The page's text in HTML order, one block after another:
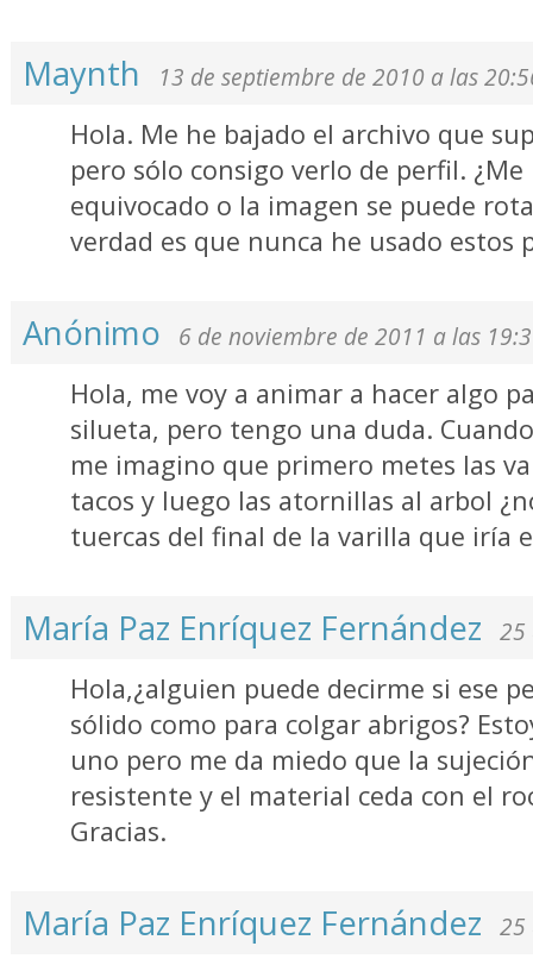
Maynth 13 de septiembre de 2010 a las
Hola. Me he bajado el archivo que
pero sólo consigo verlo de perfil.
equivocado o la imagen se puede
verdad es que nunca he usado estos
Anónimo 6 de noviembre de 2011 a las
Hola, me voy a animar a hacer algo
silueta, pero tengo una duda.
me imagino que primero metes las
tacos y luego las atornillas al arbol
tuercas del final de la varilla que iría
María Paz Enríquez Fernández 25
Hola,¿alguien puede decirme si ese
sólido como para colgar abrigos?
uno pero me da miedo que la
resistente y el material ceda con el
Gracias.
María Paz Enríquez Fernández 25